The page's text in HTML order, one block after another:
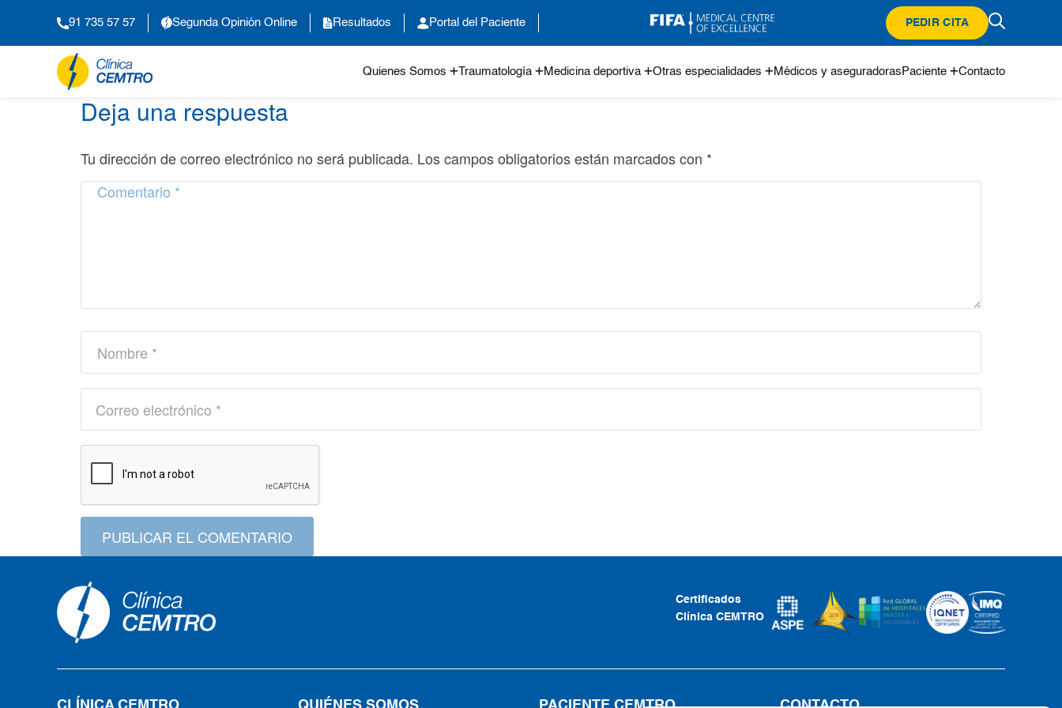
91 735 57 57 Segunda Opinión Online Resultados Portal del Paciente PEDIR CITA
Quienes Somos Traumatología Medicina deportiva Otras especialidades Médicos y aseguradoras Paciente Contacto
Deja una respuesta
Tu dirección de correo electrónico no será publicada. Los campos obligatorios están marcados con *
PUBLICAR EL COMENTARIO
Certificados
Clínica CEMTRO